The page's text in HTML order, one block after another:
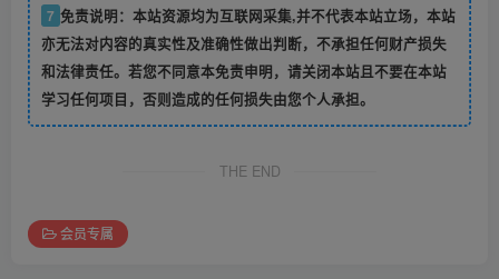
7 免责说明：本站资源均为互联网采集,并不代表本站立场，本站
亦无法对内容的真实性及准确性做出判断，不承担任何财产损失
和法律责任。若您不同意本免责申明，请关闭本站且不要在本站
学习任何项目，否则造成的任何损失由您个人承担。
THE END
会员专属